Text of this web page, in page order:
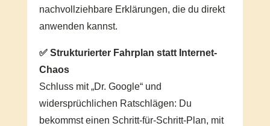
nachvollziehbare Erklärungen, die du direkt
anwenden kannst.
✅ Strukturierter Fahrplan statt Internet-
Chaos
Schluss mit „Dr. Google“ und
widersprüchlichen Ratschlägen: Du
bekommst einen Schritt-für-Schritt-Plan, mit